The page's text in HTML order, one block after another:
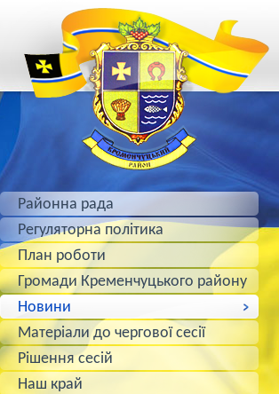
Районна рада
Регуляторна політика
План роботи
Громади Кременчуцького району
Новини
Матеріали до чергової сесії
Рішення сесій
Наш край